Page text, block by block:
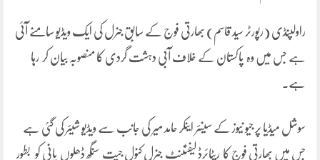
راولپنڈی (رپورٹر سید قاسم) بھارتی فوج کے سابق جنرل کی ایک ویڈیو سامنے آئی
ہے جس میں وہ پاکستان کے خلاف آبی دہشت گردی کا منصوبہ بیان کر رہا
ہے۔
سوشل میڈیا پر جیو نیوز کے سینئر اینکر حامد میر کی جانب سے ویڈیو شیئر کی گئی ہے
جس میں بھارتی فوج کا ریٹائرڈ لیفٹننٹ جنرل کنول جیت سنگھ ڈھلوں پانی کو بطور